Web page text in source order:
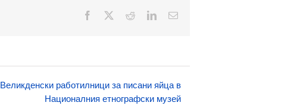
Facebook RedditLinkedInЕлектронна
Великденски работилници за писани яйца в
Националния етнографски музей